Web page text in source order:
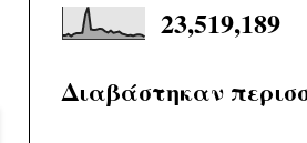
23,519,189
Διαβάστηκαν